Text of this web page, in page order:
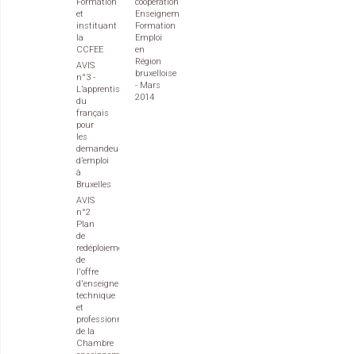
et
instituant
la
CCFEE
AVIS
n°3 -
L’apprentissage
du
français
pour
les
demandeurs
d’emploi
à
Bruxelles
AVIS
n°2
Plan
de
redéploiement
de
l'offre
d'enseignement
technique
et
professionnel
de la
Chambre
Enseignement
Formation
Emploi
en
Région
bruxelloise
- Mars
2014